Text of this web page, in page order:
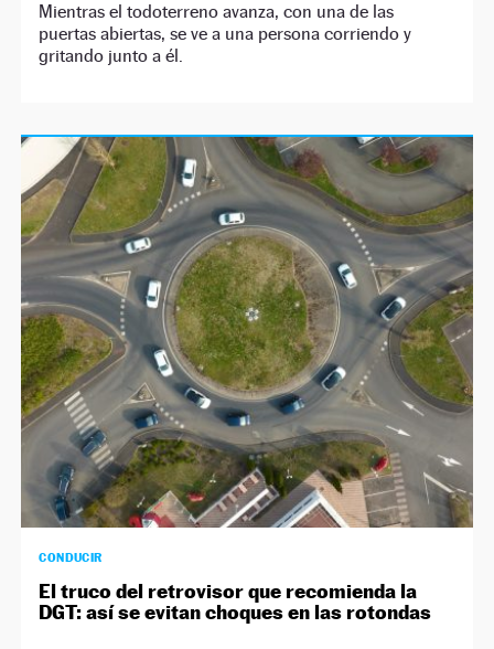
Mientras el todoterreno avanza, con una de las
puertas abiertas, se ve a una persona corriendo y
gritando junto a él.
CONDUCIR
El truco del retrovisor que recomienda la
DGT: así se evitan choques en las rotondas